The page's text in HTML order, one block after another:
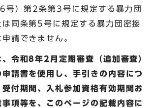
号）第2条第3号に規定する暴力団
は同条第5号に規定する暴力団密接
請できません。
、令和8年2月定期審査（追加審査）
申請書を使用し、手引きの内容につ
受付期間、入札参加資格有効期間お
事項等を、このページの記載内容に